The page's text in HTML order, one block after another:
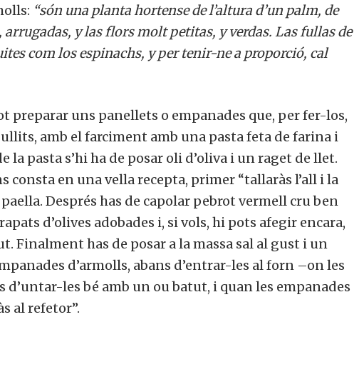
“són una planta hortense de l’altura d’un palm, de
y las flors molt petitas, y verdas. Las fullas de
com los espinachs, y per tenir-ne a proporció, cal
preparar uns panellets o empanades que, per fer-los,
amb el farciment amb una pasta feta de farina i
la pasta s’hi ha de posar oli d’oliva i un raget de llet.
consta en una vella recepta, primer “tallaràs l’all i la
Després has de capolar pebrot vermell cru ben
d’olives adobades i, si vols, hi pots afegir encara,
Finalment has de posar a la massa sal al gust i un
d’armolls, abans d’entrar-les al forn –on les
les bé amb un ou batut, i quan les empanades
al refetor”.